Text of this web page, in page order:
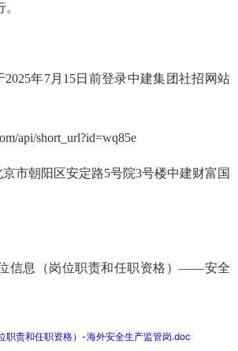
年7月15日前登录中建集团社招网站
api/short_url?id=wq85e
朝阳区安定路5号院3号楼中建财富国
息（岗位职责和任职资格）——安全
职责和任职资格）-海外安全生产监管岗.doc